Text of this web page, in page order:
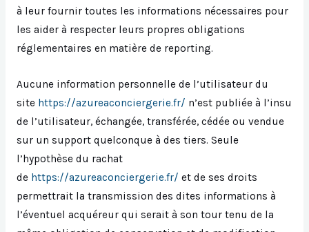
à leur fournir toutes les informations nécessaires pour
les aider à respecter leurs propres obligations
réglementaires en matière de reporting.
Aucune information personnelle de l’utilisateur du
site https://azureaconciergerie.fr/ n’est publiée à l’insu
de l’utilisateur, échangée, transférée, cédée ou vendue
sur un support quelconque à des tiers. Seule
l’hypothèse du rachat
de https://azureaconciergerie.fr/ et de ses droits
permettrait la transmission des dites informations à
l’éventuel acquéreur qui serait à son tour tenu de la